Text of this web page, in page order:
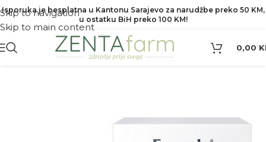
Skip to navigation
Skip to main content
Isporuka je besplatna u Kantonu Sarajevo za narudžbe preko 50 KM,
u ostatku BiH preko 100 KM!
0,00